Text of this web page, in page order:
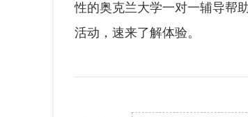
性的奥克兰大学一对一辅导帮
活动，速来了解体验。